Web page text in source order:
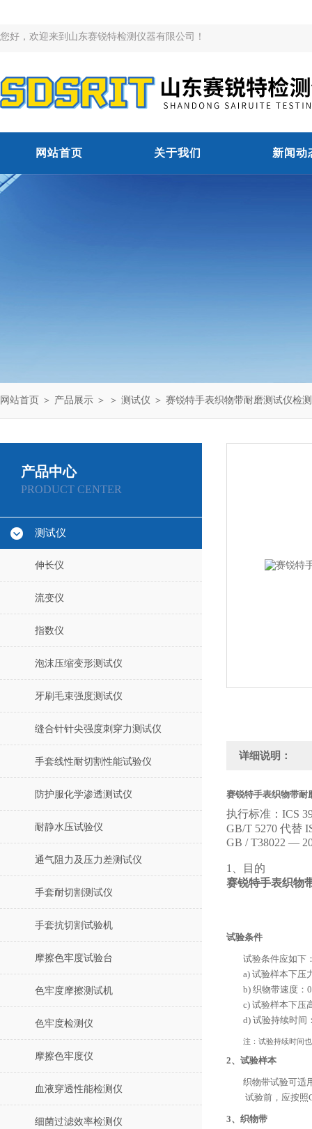
您好，欢迎来到山东赛锐特检测仪器有限公司！
网站首页 关于我们 新闻动
网站首页 ＞ 产品展示 ＞ ＞ 测试仪 ＞ 赛锐特手表织物带耐磨测试仪检
产品中心
PRODUCT CENTER
测试仪
伸长仪
流变仪
指数仪
泡沫压缩变形测试仪
牙刷毛束强度测试仪
缝合针针尖强度刺穿力测试仪
手套线性耐切割性能试验仪
防护服化学渗透测试仪
耐静水压试验仪
通气阻力及压力差测试仪
手套耐切割测试仪
手套抗切割试验机
摩擦色牢度试验台
色牢度摩擦测试机
色牢度检测仪
摩擦色牢度仪
血液穿透性能检测仪
细菌过滤效率检测仪
详细说明：
赛锐特手表织物带耐
执行标准： ICS
GB/T 5270 代替
GB / T38022 —
1、
目的
赛锐特手表织物
试验条件
试验条件应如下
a) 试验样本下压
b) 织物带速度：
c) 试验样本下压
d) 试验持续时间
注：试验持续时间
2、 试验样本
织物带试验可适
试验前，应按照
3、 织物带